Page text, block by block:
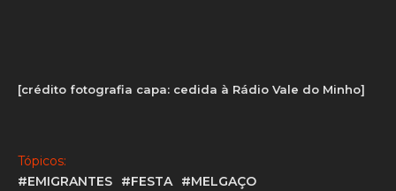
[crédito fotografia capa: cedida à Rádio Vale do Minho]
Tópicos:
#EMIGRANTES
#FESTA #MELGAÇO